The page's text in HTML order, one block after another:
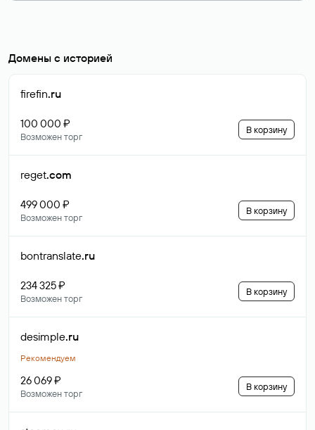
Домены с историей
firefin.ru
100 000 ₽
Возможен торг
В корзину
reget.com
499 000 ₽
Возможен торг
В корзину
bontranslate.ru
234 325 ₽
Возможен торг
В корзину
desimple.ru
Рекомендуем
26 069 ₽
Возможен торг
В корзину